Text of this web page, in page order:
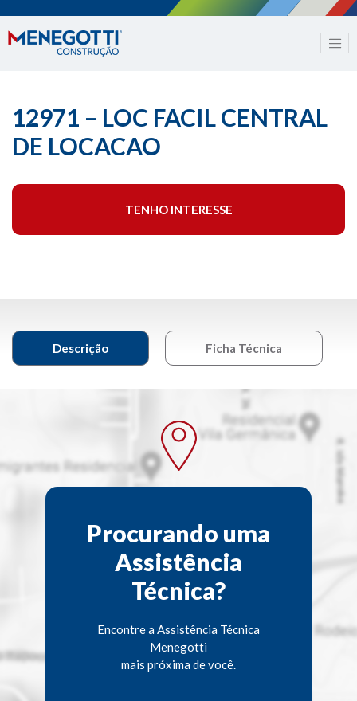
12971 – LOC FACIL CENTRAL
DE LOCACAO
TENHO INTERESSE
Descrição Ficha Técnica
Procurando uma
Assistência
Técnica?
Encontre a Assistência Técnica
Menegotti
mais próxima de você.